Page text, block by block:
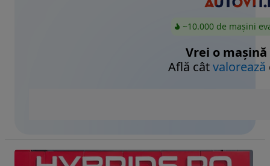
~10.000 de mașini
Vrei o mașină
Află câtvalorează